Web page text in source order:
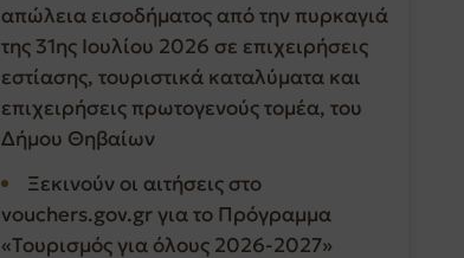
απώλεια εισοδήματος από την πυρκαγιά
της 31ης Ιουλίου 2026 σε επιχειρήσεις
εστίασης, τουριστικά καταλύματα και
επιχειρήσεις πρωτογενούς τομέα, του
Δήμου Θηβαίων
Ξεκινούν οι αιτήσεις στο
vouchers.gov.gr για το Πρόγραμμα
«Τουρισμός για όλους 2026-2027»